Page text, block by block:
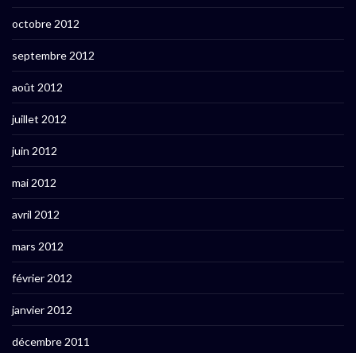
octobre 2012
septembre 2012
août 2012
juillet 2012
juin 2012
mai 2012
avril 2012
mars 2012
février 2012
janvier 2012
décembre 2011